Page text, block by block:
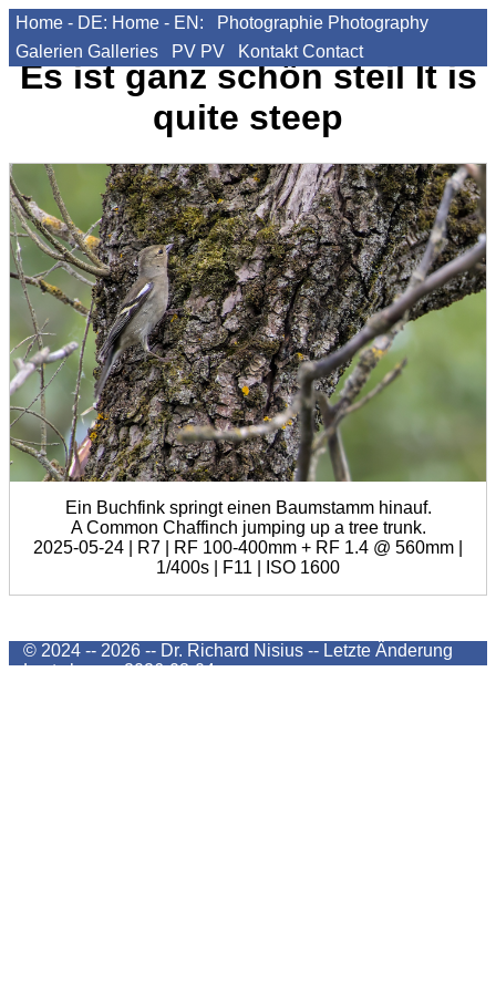
Home - DE: Home - EN: Photographie Photography
Galerien Galleries PV PV Kontakt Contact
Es ist ganz schön steilIt is
quite steep
Ein Buchfink springt einen Baumstamm hinauf.
A Common Chaffinch jumping up a tree trunk.
2025-05-24 | R7 | RF 100-400mm + RF 1.4 @ 560mm |
1/400s | F11 | ISO 1600
© 2024 -- 2026 -- Dr. Richard Nisius -- Letzte Änderung
Last change2026-08-04